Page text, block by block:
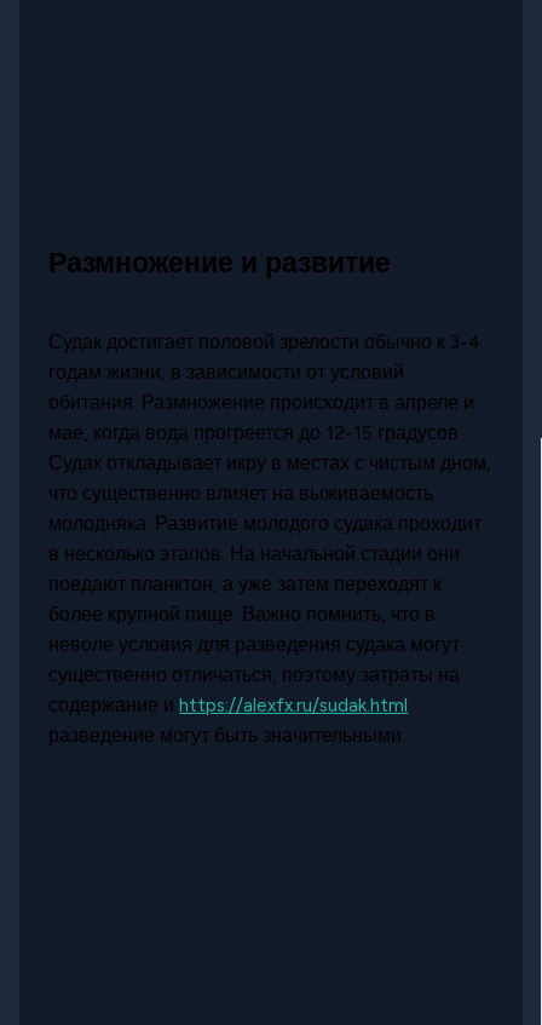
Размножение и развитие
Судак достигает половой зрелости обычно к 3-4
годам жизни, в зависимости от условий
обитания. Размножение происходит в апреле и
мае, когда вода прогреется до 12-15 градусов.
Судак откладывает икру в местах с чистым дном,
что существенно влияет на выживаемость
молодняка. Развитие молодого судака проходит
в несколько этапов. На начальной стадии они
поедают планктон, а уже затем переходят к
более крупной пище. Важно помнить, что в
неволе условия для разведения судака могут
существенно отличаться, поэтому затраты на
содержание иhttps://alexfx.ru/sudak.html
разведение могут быть значительными.